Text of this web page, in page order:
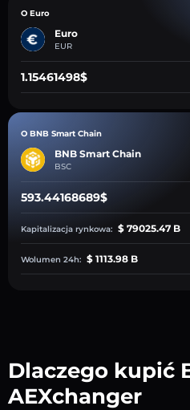
O Euro
Euro
EUR
1.15461498$
O BNB Smart Chain
BNB Smart Chain
BSC
593.44168689$
Kapitalizacja rynkowa: $ 79025.47 B
Wolumen 24h: $ 1113.98 B
Dlaczego kupić
AEXchanger